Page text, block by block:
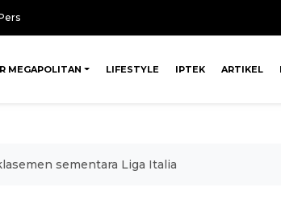
MEGAPOLITAN LIFESTYLE IPTEK ARTIKEL
sementara Liga Italia